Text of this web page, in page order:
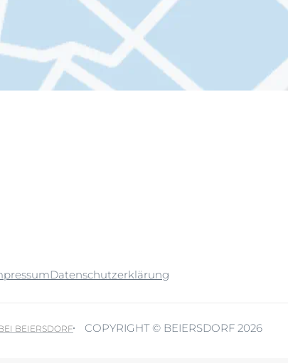
Datenschutzerklärung
BEIERSDORF COPYRIGHT © BEIERSDORF 2026